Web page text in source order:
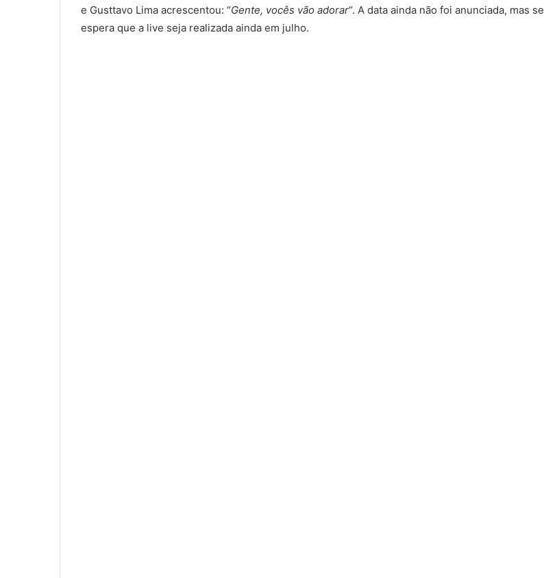
e Gusttavo Lima acrescentou: “Gente, vocês vão adorar“. A data ainda não foi anunciada, mas se
espera que a live seja realizada ainda em julho.